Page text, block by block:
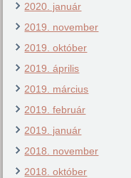
2020. január
2019. november
2019. október
2019. április
2019. március
2019. február
2019. január
2018. november
2018. október